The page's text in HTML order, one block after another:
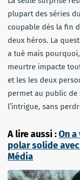
plupart des séries
coupable dès la fin
deux héros. La
a tué mais
meurtre impacte
et les les deux
permet au public de
l’intrigue, sans
A lire aussi :On
polar solide
Média